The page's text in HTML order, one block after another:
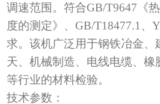
调速范围。符合GB/T9647 《
度的测定》、GB/T18477.1 、
求。该机广泛用于钢铁冶金、
天、机械制造、电线电缆、橡
等行业的材料检验。
技术参数：